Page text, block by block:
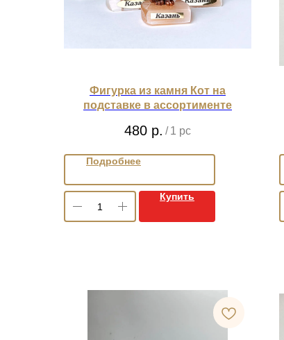
Фигурка из камня Кот на
подставке в ассортименте
480 р. / 1 pc
Подробнее
Купить